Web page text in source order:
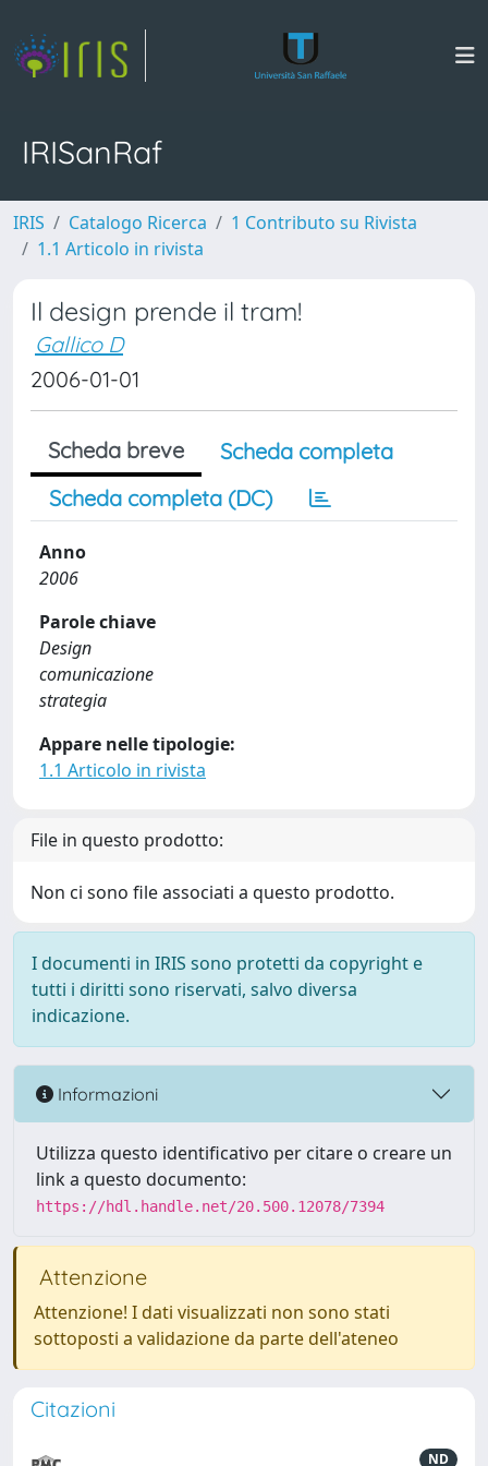
IRISanRaf
IRIS Catalogo Ricerca
1 Contributo su Rivista
1.1 Articolo in rivista
Il design prende il tram!
Gallico D
2006-01-01
Scheda breve
Scheda completa
Scheda completa (DC)
Anno
2006
Parole chiave
Design
comunicazione
strategia
Appare nelle tipologie:
1.1 Articolo in rivista
File in questo prodotto:
Non ci sono file associati a questo prodotto.
I documenti in IRIS sono protetti da copyright e
tutti i diritti sono riservati, salvo diversa
indicazione.
Informazioni
Utilizza questo identificativo per citare o creare un
link a questo documento:
https://hdl.handle.net/20.500.12078/7394
Attenzione
Attenzione! I dati visualizzati non sono stati
sottoposti a validazione da parte dell'ateneo
Citazioni
ND